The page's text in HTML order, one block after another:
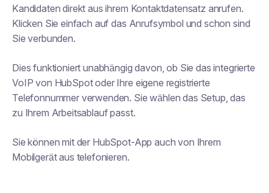
Kandidaten direkt aus ihrem Kontaktdatensatz anrufen.
Klicken Sie einfach auf das Anrufsymbol und schon sind
Sie verbunden.
Dies funktioniert unabhängig davon, ob Sie das integrierte
VoIP von HubSpot oder Ihre eigene registrierte
Telefonnummer verwenden. Sie wählen das Setup, das
zu Ihrem Arbeitsablauf passt.
Sie können mit der HubSpot-App auch von Ihrem
Mobilgerät aus telefonieren.